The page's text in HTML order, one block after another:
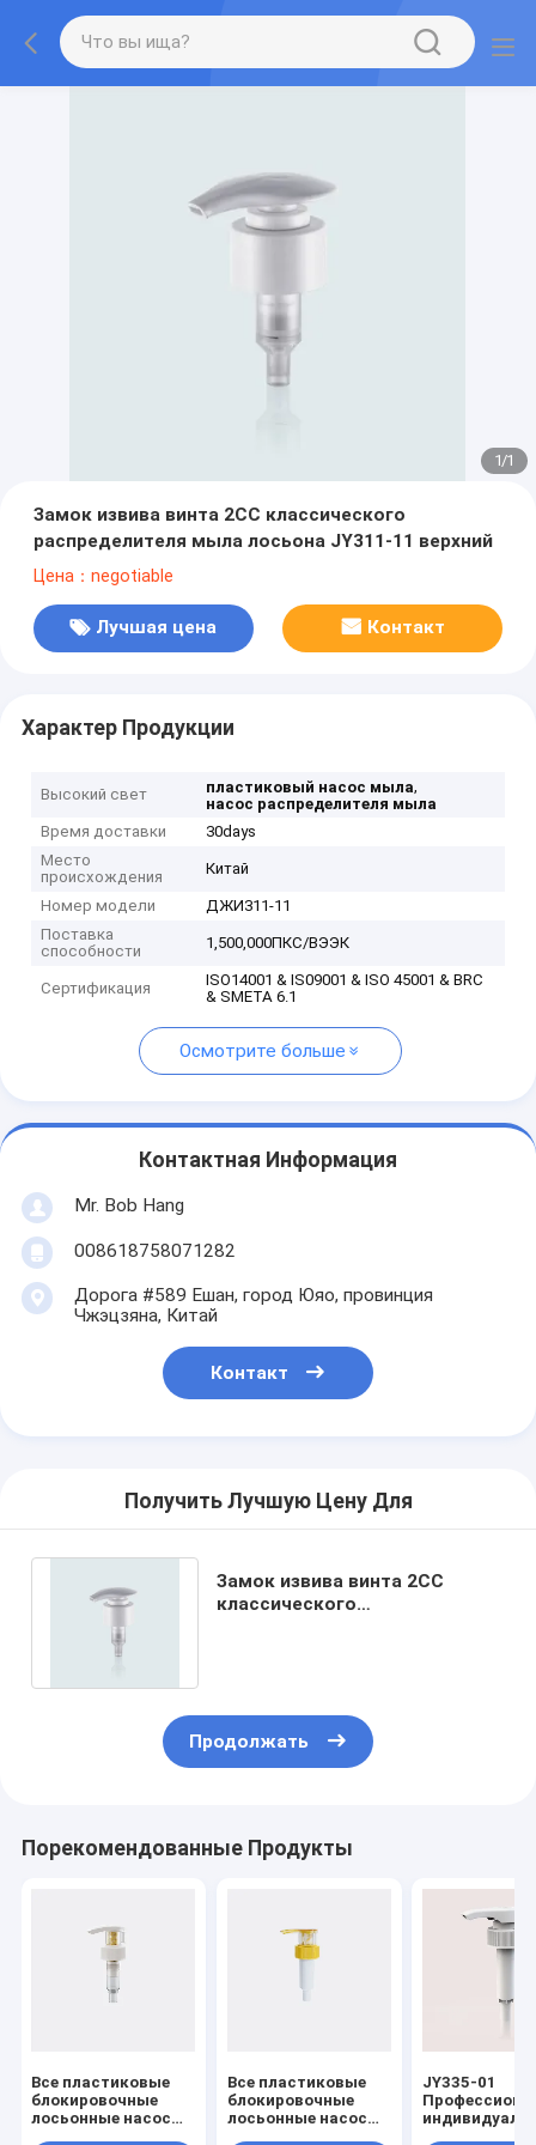
1/1
Замок извива винта 2CC классического
распределителя мыла лосьона JY311-11 верхний
Цена：negotiable
Лучшая цена Контакт
Характер Продукции
Высокий свет пластиковый насос мыла,
насос распределителя мыла
Время доставки
30days
Место
происхождения
Китай
Номер модели
ДЖИ311-11
Поставка
способности
1,500,000ПКС/ВЭЭК
Сертификация
ISO14001 & IS09001 & ISO 45001 & BRC
& SMETA 6.1
Осмотрите больше
Контактная Информация
Mr. Bob Hang
008618758071282
Дорога #589 Ешан, город Юяо, провинция
Чжэцзяна, Китай
Контакт
Получить Лучшую Цену Для
Замок извива винта 2CC
классического
Продолжать
Порекомендованные Продукты
Все пластиковые
блокировочные
лосьонные насосы
Все пластиковые
блокировочные
лосьонные насосы
JY335-01